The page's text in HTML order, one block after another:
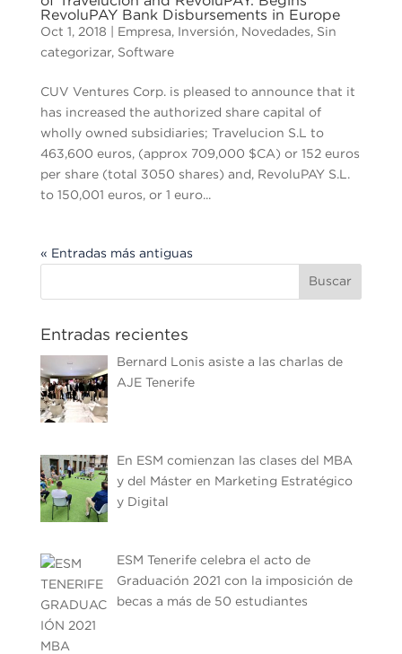
RevoluPAY Bank Disbursements in Europe
Oct 1, 2018 Empresa, Inversión, Novedades, Sin
categorizar, Software
CUV Ventures Corp. is pleased to announce that it
has increased the authorized share capital of
wholly owned subsidiaries; Travelucion S.L to
463,600 euros, (approx 709,000 $CA) or 152 euros
per share (total 3050 shares) and, RevoluPAY S.L.
to 150,001 euros, or 1 euro...
« Entradas más antiguas
Entradas recientes
Bernard Lonis asiste a las charlas de
AJE Tenerife
En ESM comienzan las clases del MBA
y del Máster en Marketing Estratégico
y Digital
ESM Tenerife celebra el acto de
Graduación 2021 con la imposición de
becas a más de 50 estudiantes